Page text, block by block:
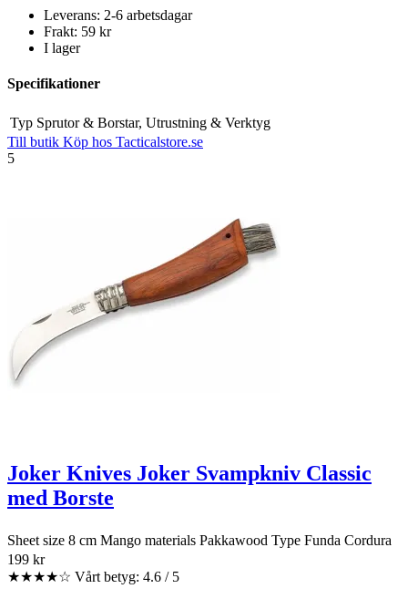
Leverans: 2-6 arbetsdagar
Frakt: 59 kr
I lager
Specifikationer
Typ Sprutor & Borstar, Utrustning & Verktyg
Till butik Köp hos Tacticalstore.se
5
Joker Knives Joker Svampkniv Classic
med Borste
Sheet size 8 cm Mango materials Pakkawood Type Funda Cordura
199 kr
★★★★☆ Vårt betyg: 4.6 / 5